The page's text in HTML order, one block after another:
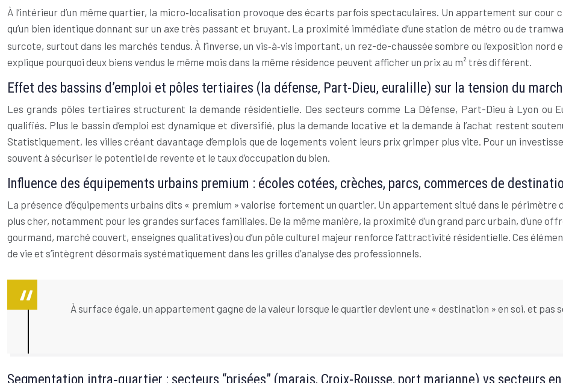
À l’intérieur d’un même quartier, la micro‑localisation provoque des écarts parfois spectaculaires. Un appartement sur cour
qu’un bien identique donnant sur un axe très passant et bruyant. La proximité immédiate d’une station de métro ou de
surcote, surtout dans les marchés tendus. À l’inverse, un vis‑à‑vis important, un rez-de-chaussée sombre ou l’exposition
explique pourquoi deux biens vendus le même mois dans la même résidence peuvent afficher un prix au m² très différent.
Effet des bassins d’emploi et pôles tertiaires (la défense, Part-Dieu, euralille) sur la tension du
Les grands pôles tertiaires structurent la demande résidentielle. Des secteurs comme La Défense, Part-Dieu à Lyon ou
qualifiés. Plus le bassin d’emploi est dynamique et diversifié, plus la demande locative et la demande à l’achat restent
Statistiquement, les villes créant davantage d’emplois que de logements voient leurs prix grimper plus vite. Pour un
souvent à sécuriser le potentiel de revente et le taux d’occupation du bien.
Influence des équipements urbains premium : écoles cotées, crèches, parcs, commerces de
La présence d’équipements urbains dits « premium » valorise fortement un quartier. Un appartement situé dans le périmètre
plus cher, notamment pour les grandes surfaces familiales. De la même manière, la proximité d’un grand parc urbain, d’une
gourmand, marché couvert, enseignes qualitatives) ou d’un pôle culturel majeur renforce l’attractivité résidentielle. Ces
de vie et s’intègrent désormais systématiquement dans les grilles d’analyse des professionnels.
À surface égale, un appartement gagne de la valeur lorsque le quartier devient une « destination » en soi, et pas
Segmentation intra‑quartier : secteurs “prisées” (marais, Croix-Rousse, port marianne) vs secteurs